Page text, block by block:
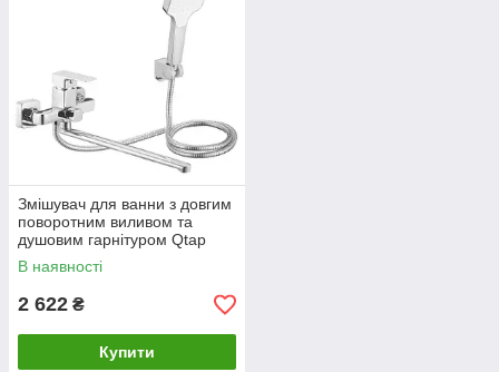
Змішувач для ванни з довгим
поворотним виливом та
душовим гарнітуром Qtap
Orion (k35) Chrome
QTORI260CRM49710
В наявності
2 622 ₴
Купити